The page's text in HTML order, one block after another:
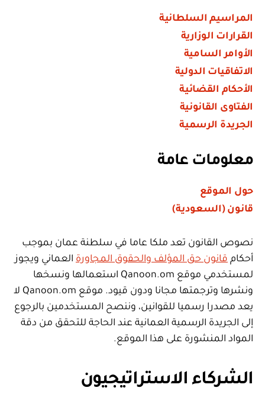
المراسيم السلطانية
القرارات الوزارية
الأوامر السامية
الاتفاقيات الدولية
الأحكام القضائية
الفتاوى القانونية
الجريدة الرسمية
معلومات عامة
حول الموقع
قانون (السعودية)
نصوص القانون تعد ملكا عاما في سلطنة عمان بموجب
أحكام قانون حق المؤلف والحقوق المجاورة العماني ويجوز
لمستخدمي موقع Qanoon.om استعمالها ونسخها
ونشرها وترجمتها مجانا ودون قيود. موقع Qanoon.om لا
يعد مصدرا رسميا للقوانين، وننصح المستخدمين بالرجوع
إلى الجريدة الرسمية العمانية عند الحاجة للتحقق من دقة
المواد المنشورة على هذا الموقع.
الشركاء الاستراتيجيون